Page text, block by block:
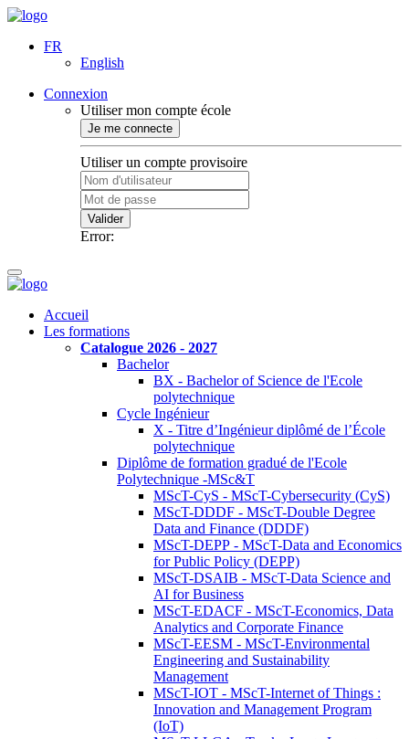
FR
English
Connexion
Utiliser mon compte école
Je me connecte
Utiliser un compte provisoire
Valider
Error:
Accueil
Les formations
Catalogue 2026 - 2027
Bachelor
BX - Bachelor of Science de l'Ecole
polytechnique
Cycle Ingénieur
X - Titre d’Ingénieur diplômé de l’École
polytechnique
Diplôme de formation gradué de l'Ecole
Polytechnique -MSc&T
MScT-CyS - MScT-Cybersecurity (CyS)
MScT-DDDF - MScT-Double Degree
Data and Finance (DDDF)
MScT-DEPP - MScT-Data and Economics
for Public Policy (DEPP)
MScT-DSAIB - MScT-Data Science and
AI for Business
MScT-EDACF - MScT-Economics, Data
Analytics and Corporate Finance
MScT-EESM - MScT-Environmental
Engineering and Sustainability
Management
MScT-IOT - MScT-Internet of Things :
Innovation and Management Program
(IoT)